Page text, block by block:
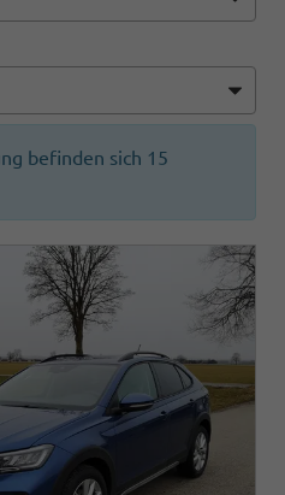
befinden sich 15